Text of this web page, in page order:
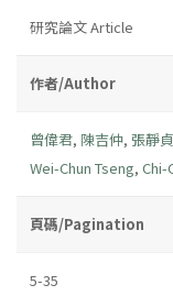
研究論文 Article
作者/Author
曾偉君, 陳吉仲, 張靜貞
Wei-Chun Tseng, Chi-
頁碼/Pagination
5-35